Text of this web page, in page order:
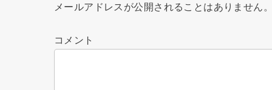
メールアドレスが公開されることはありません
コメント